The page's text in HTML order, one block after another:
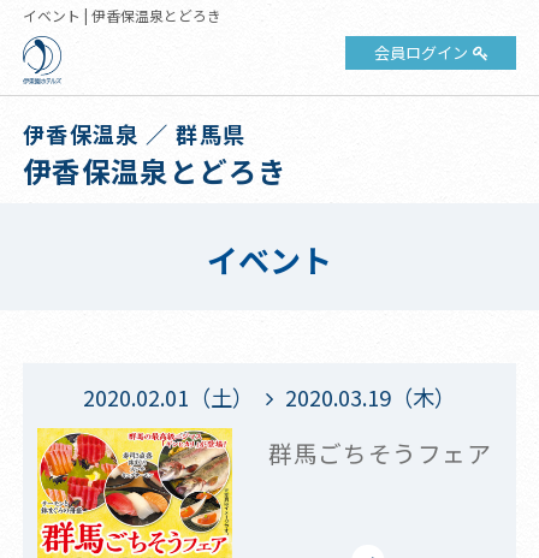
イベント | 伊香保温泉とどろき
会員ログイン
伊香保温泉 ／ 群馬県
伊香保温泉とどろき
イベント
2020.02.01（土） 2020.03.19（木）
群馬ごちそうフェア